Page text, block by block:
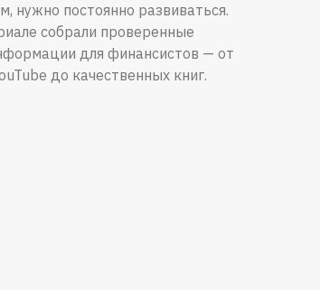
нужно постоянно развиваться.
собрали проверенные
для финансистов — от
до качественных книг.